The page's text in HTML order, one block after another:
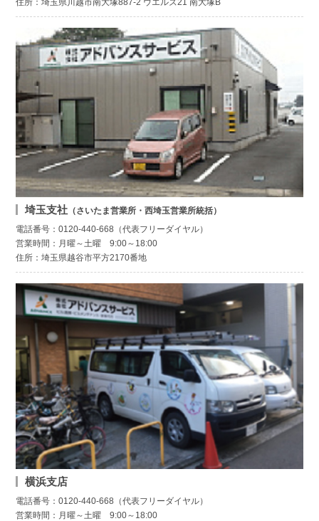
住所：埼玉県川越市南大塚887-2 ウエルズ21 南大塚B
埼玉支社 （さいたま営業所・西埼玉営業所統括）
電話番号：0120-440-668（代表フリーダイヤル）
営業時間：月曜～土曜 9:00～18:00
住所：埼玉県越谷市平方2170番地
横浜支店
電話番号：0120-440-668（代表フリーダイヤル）
営業時間：月曜～土曜 9:00～18:00